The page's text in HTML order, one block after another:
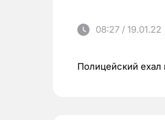
08:27 / 19.01.22
Полицейский ехал